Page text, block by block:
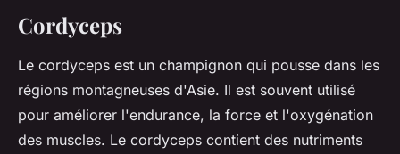
Cordyceps
Le cordyceps est un champignon qui pousse dans les
régions montagneuses d'Asie. Il est souvent utilisé
pour améliorer l'endurance, la force et l'oxygénation
des muscles. Le cordyceps contient des nutriments